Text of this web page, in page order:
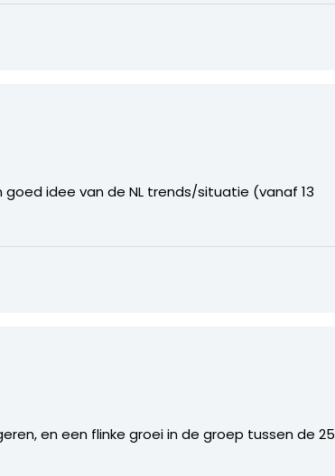
goed idee van de NL trends/situatie (vanaf 13
en een flinke groei in de groep tussen de 25